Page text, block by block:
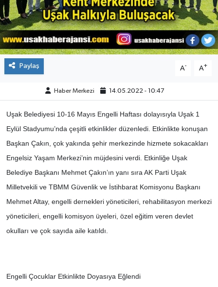
Paylaş A- A+
Haber Merkezi 14.05.2022 - 10:47
Uşak Belediyesi 10-16 Mayıs Engelli Haftası dolayısıyla Uşak 1
Eylül Stadyumu’nda çeşitli etkinlikler düzenledi. Etkinlikte konuşan
Başkan Çakın, çok yakında şehir merkezinde hizmete sokacakları
Engelsiz Yaşam Merkezi’nin müjdesini verdi. Etkinliğe Uşak
Belediye Başkanı Mehmet Çakın’ın yanı sıra AK Parti Uşak
Milletvekili ve TBMM Güvenlik ve İstihbarat Komisyonu Başkanı
Mehmet Altay, engelli dernekleri yöneticileri, rehabilitasyon merkezi
yöneticileri, engelli komisyon üyeleri, özel eğitim veren devlet
okulları ve çok sayıda aile katıldı.
Engelli Çocuklar Etkinlikte Doyasıya Eğlendi
DÜNYA
HABERDE İNSAN
BİLİM VE TEKNOLOJİ
Magazin
ÖZEL HABER
POLİTİKA
SİYASET
SPOR
VEFATLAR